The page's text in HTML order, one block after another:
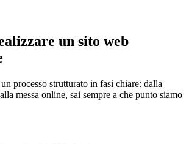
un sito web
processo strutturato in fasi chiare: dalla
messa online, sai sempre a che punto siamo